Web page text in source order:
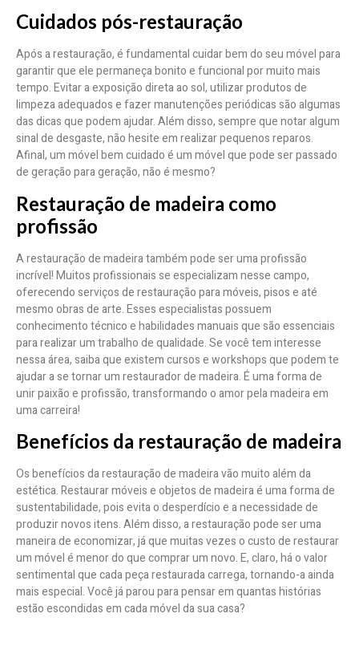
Cuidados pós-restauração
Após a restauração, é fundamental cuidar bem do seu móvel para
garantir que ele permaneça bonito e funcional por muito mais
tempo. Evitar a exposição direta ao sol, utilizar produtos de
limpeza adequados e fazer manutenções periódicas são algumas
das dicas que podem ajudar. Além disso, sempre que notar algum
sinal de desgaste, não hesite em realizar pequenos reparos.
Afinal, um móvel bem cuidado é um móvel que pode ser passado
de geração para geração, não é mesmo?
Restauração de madeira como
profissão
A restauração de madeira também pode ser uma profissão
incrível! Muitos profissionais se especializam nesse campo,
oferecendo serviços de restauração para móveis, pisos e até
mesmo obras de arte. Esses especialistas possuem
conhecimento técnico e habilidades manuais que são essenciais
para realizar um trabalho de qualidade. Se você tem interesse
nessa área, saiba que existem cursos e workshops que podem te
ajudar a se tornar um restaurador de madeira. É uma forma de
unir paixão e profissão, transformando o amor pela madeira em
uma carreira!
Benefícios da restauração de madeira
Os benefícios da restauração de madeira vão muito além da
estética. Restaurar móveis e objetos de madeira é uma forma de
sustentabilidade, pois evita o desperdício e a necessidade de
produzir novos itens. Além disso, a restauração pode ser uma
maneira de economizar, já que muitas vezes o custo de restaurar
um móvel é menor do que comprar um novo. E, claro, há o valor
sentimental que cada peça restaurada carrega, tornando-a ainda
mais especial. Você já parou para pensar em quantas histórias
estão escondidas em cada móvel da sua casa?